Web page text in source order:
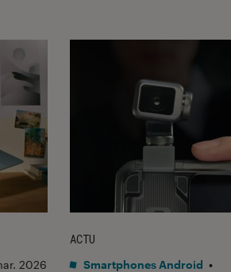
2026
ACTU
Smartphones Android •